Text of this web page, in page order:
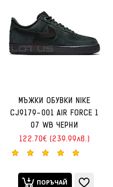
МЪЖКИ ОБУВКИ NIKE
CJ9179-001 AIR FORCE 1
07 WB ЧЕРНИ
122.70€ (239.99лв.)
ПОРЪЧАЙ